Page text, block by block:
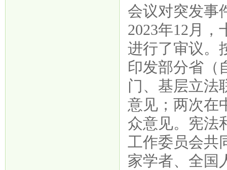
会议对突发事
2023年12月
进行了审议。
印发部分省（
门、基层立法
意见；两次在
众意见。宪法
工作委员会共
家学者、全国